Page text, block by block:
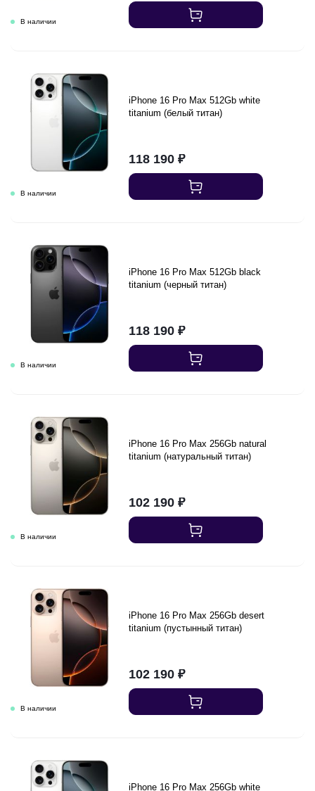
iPhone 16 Pro Max 512Gb white
titanium (белый титан)
118 190₽
iPhone 16 Pro Max 512Gb black
titanium (черный титан)
118 190₽
iPhone 16 Pro Max 256Gb natural
titanium (натуральный титан)
102 190₽
iPhone 16 Pro Max 256Gb desert
titanium (пустынный титан)
102 190₽
iPhone 16 Pro Max 256Gb white